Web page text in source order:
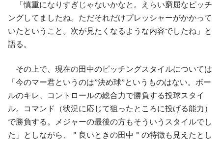
「慎重になりすぎじゃないかなと。えらい窮屈なピッチ
ングしてましたね。ただそれだけプレッシャーがかかって
いたということ。次が見たくなるような内容でしたね」と
語る。
その上で、現在の田中のピッチングスタイルについては
「今のマー君というのは”決め球”というものはない。ボー
ルのキレ、コントロールの総合力で勝負する投球スタイ
ル。コマンド（状況に応じて狙ったところに投げる能力）
で勝負する。メジャーの最後の方もそういうスタイルでし
た」としながら、＂良いときの田中＂の特徴も見えたとし